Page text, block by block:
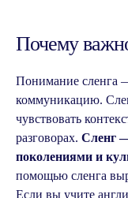
Почему
Понимание сленга
коммуникацию.
чувствовать
разговорах. Сленг
поколениями и
помощью сленга
Если вы учите